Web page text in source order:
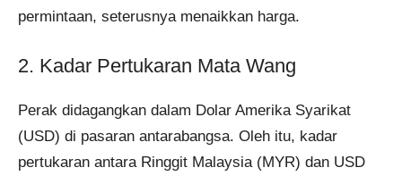
permintaan, seterusnya menaikkan harga.
2. Kadar Pertukaran Mata Wang
Perak didagangkan dalam Dolar Amerika Syarikat
(USD) di pasaran antarabangsa. Oleh itu, kadar
pertukaran antara Ringgit Malaysia (MYR) dan USD